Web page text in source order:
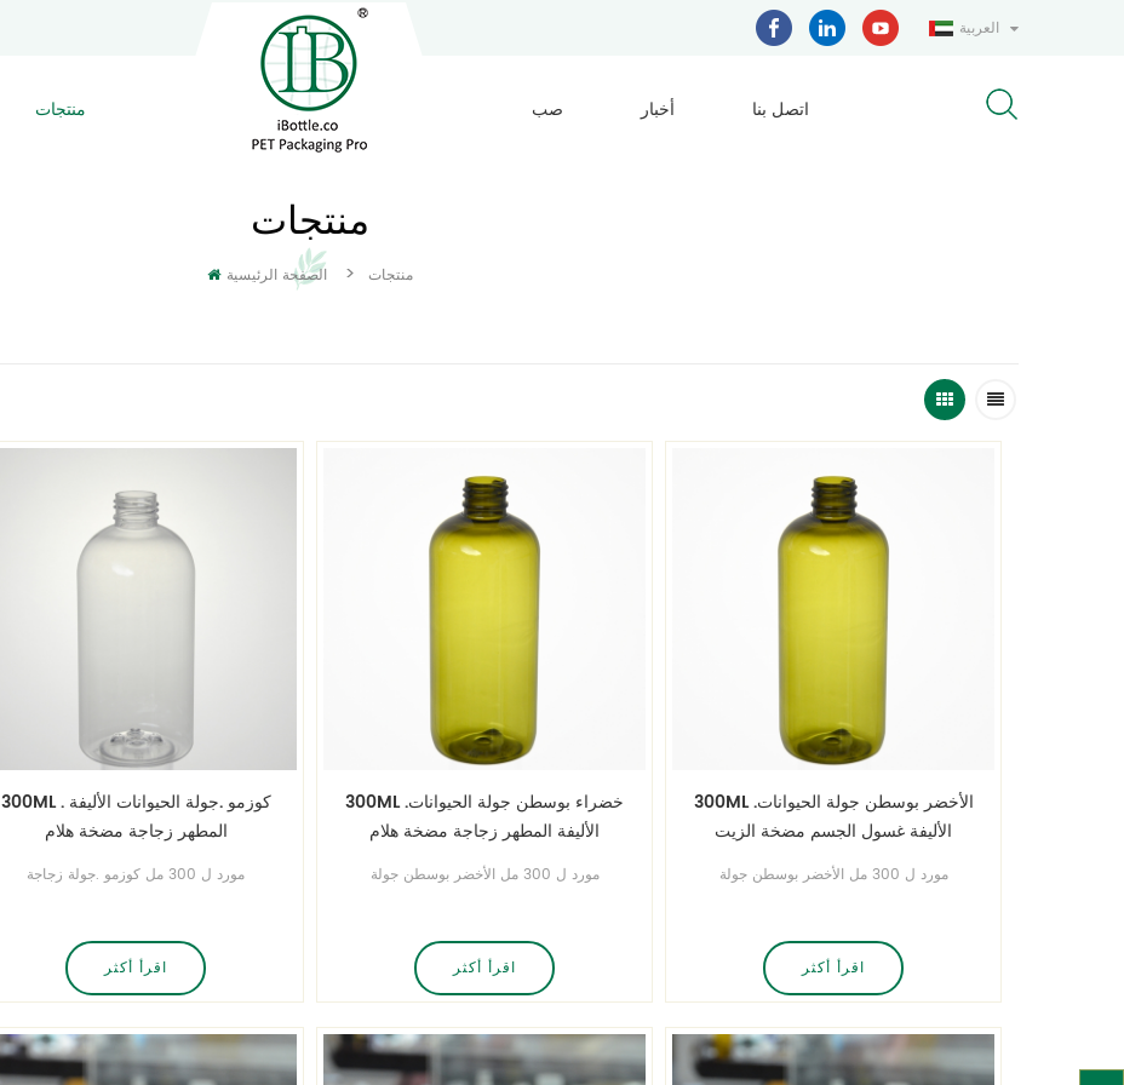
العربية
منتجات صب أخبار اتصل بنا
منتجات
الصفحة الرئيسية > منتجات
300ML . كوزمو .جولة الحيوانات الأليفة
المطهر زجاجة مضخة هلام
مورد ل 300 مل كوزمو .جولة زجاجة
تخصيصها وتنتج ذلك.
اقرأ أكثر
300ML .خضراء بوسطن جولة الحيوانات
الأليفة المطهر زجاجة مضخة هلام
مورد ل 300 مل الأخضر بوسطن جولة
اقرأ أكثر
300ML .الأخضر بوسطن جولة الحيوانات
الأليفة غسول الجسم مضخة الزيت
الأساسية
مورد ل 300 مل الأخضر بوسطن جولة
اقرأ أكثر